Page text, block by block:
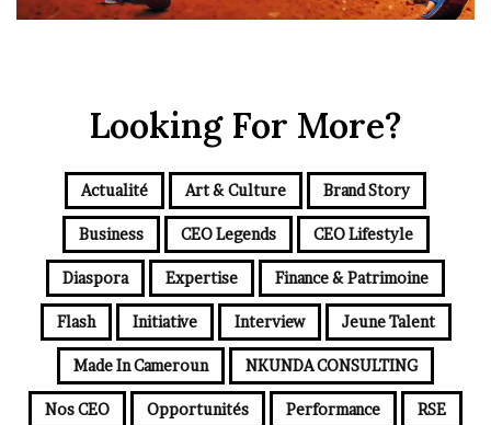
Looking For More?
Actualité Art & Culture Brand Story
Business CEO Legends CEO Lifestyle
Diaspora Expertise Finance & Patrimoine
Flash Initiative Interview Jeune Talent
Made In Cameroun NKUNDA CONSULTING
Nos CEO Opportunités Performance RSE